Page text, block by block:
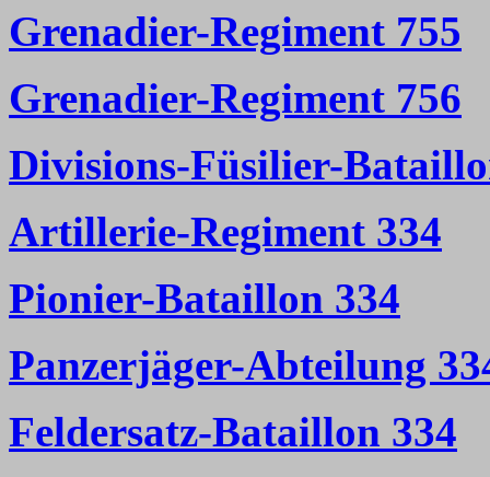
Grenadier-Regiment 755
Grenadier-Regiment 756
Divisions-Füsilier-
Artillerie-Regiment 334
Pionier-Bataillon 334
Panzerjäger-Abteilung
Feldersatz-Bataillon 334